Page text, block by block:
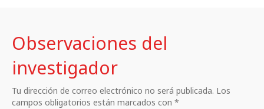
Observaciones del
investigador
Tu dirección de correo electrónico no será publicada. Los
campos obligatorios están marcados con *